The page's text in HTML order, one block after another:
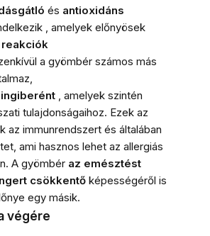
és antioxidáns
, amelyek előnyösek
a gyömbér számos más
, amelyek szintén
​​tulajdonságaihoz. Ezek az
az immunrendszert és általában
ami hasznos lehet az allergiás
A gyömbér az emésztést
csökkentő képességéről is
egy másik.
végére